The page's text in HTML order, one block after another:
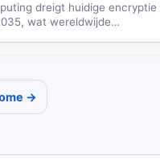
dreigt huidige encryptie
wat wereldwijde
→